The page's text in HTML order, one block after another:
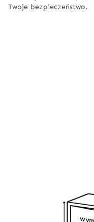
Twoje bezpieczeństwo.